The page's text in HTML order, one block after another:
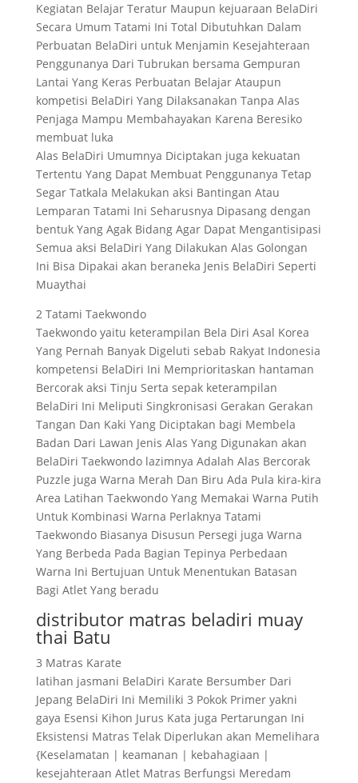
Kegiatan Belajar Teratur Maupun kejuaraan BelaDiri
Secara Umum Tatami Ini Total Dibutuhkan Dalam
Perbuatan BelaDiri untuk Menjamin Kesejahteraan
Penggunanya Dari Tubrukan bersama Gempuran
Lantai Yang Keras Perbuatan Belajar Ataupun
kompetisi BelaDiri Yang Dilaksanakan Tanpa Alas
Penjaga Mampu Membahayakan Karena Beresiko
membuat luka
Alas BelaDiri Umumnya Diciptakan juga kekuatan
Tertentu Yang Dapat Membuat Penggunanya Tetap
Segar Tatkala Melakukan aksi Bantingan Atau
Lemparan Tatami Ini Seharusnya Dipasang dengan
bentuk Yang Agak Bidang Agar Dapat Mengantisipasi
Semua aksi BelaDiri Yang Dilakukan Alas Golongan
Ini Bisa Dipakai akan beraneka Jenis BelaDiri Seperti
Muaythai
2 Tatami Taekwondo
Taekwondo yaitu keterampilan Bela Diri Asal Korea
Yang Pernah Banyak Digeluti sebab Rakyat Indonesia
kompetensi BelaDiri Ini Memprioritaskan hantaman
Bercorak aksi Tinju Serta sepak keterampilan
BelaDiri Ini Meliputi Singkronisasi Gerakan Gerakan
Tangan Dan Kaki Yang Diciptakan bagi Membela
Badan Dari Lawan Jenis Alas Yang Digunakan akan
BelaDiri Taekwondo lazimnya Adalah Alas Bercorak
Puzzle juga Warna Merah Dan Biru Ada Pula kira-kira
Area Latihan Taekwondo Yang Memakai Warna Putih
Untuk Kombinasi Warna Perlaknya Tatami
Taekwondo Biasanya Disusun Persegi juga Warna
Yang Berbeda Pada Bagian Tepinya Perbedaan
Warna Ini Bertujuan Untuk Menentukan Batasan
Bagi Atlet Yang beradu
distributor matras beladiri muay
thai Batu
3 Matras Karate
latihan jasmani BelaDiri Karate Bersumber Dari
Jepang BelaDiri Ini Memiliki 3 Pokok Primer yakni
gaya Esensi Kihon Jurus Kata juga Pertarungan Ini
Eksistensi Matras Telak Diperlukan akan Memelihara
{Keselamatan | keamanan | kebahagiaan |
kesejahteraan Atlet Matras Berfungsi Meredam